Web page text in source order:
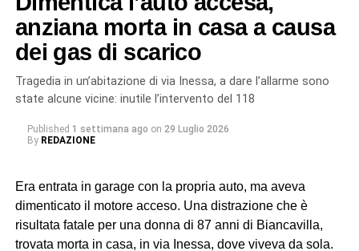
L’indagine è scaturita dalla denuncia di quattro cittadini
marocchini dipendenti da uno pseudo imprenditore
rumeno, sostenuti dall’associazione Penelope, sulle cui
dichiarazioni hanno avuto origine gli accertamenti a
riscontro da parte dei militari del Nucleo Carabinieri
lavoro “di fatto”. Gli altri tre (destinatari dell’obbligo di
presentazione alla polizia giudiziaria) eseguivano gli
ordini e svolgevano funzioni di controllo sul campo,
anziana morta in casa a causa
dei gas di scarico
Tragedia in un’abitazione di via Inessa, a dare l’allarme sono
state alcune vicine: inutile l’intervento del 118
Published 1 settimana ago on 29 Luglio 2026
By REDAZIONE
Era entrata in garage con la propria auto, ma aveva
dimenticato il motore acceso. Una distrazione che è
risultata fatale per una donna di 87 anni di Biancavilla,
trovata morta in casa, in via Inessa, dove viveva da sola.